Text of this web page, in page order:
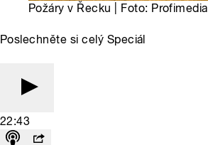
Požáry v Řecku | Foto: Profimedia
Poslechněte si celý Speciál
22:43